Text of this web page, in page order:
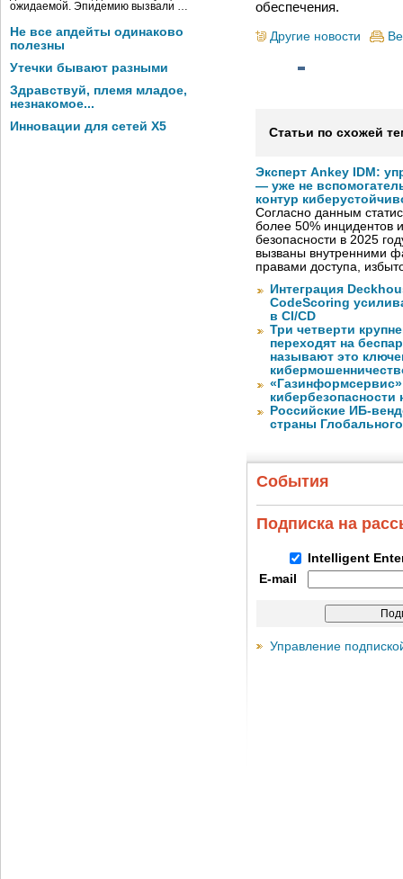
ожидаемой. Эпидемию вызвали …
Не все апдейты одинаково
полезны
Утечки бывают разными
Здравствуй, племя младое,
незнакомое...
Инновации для сетей X5
обеспечения.
Другие новости
Статьи по схожей
Эксперт Ankey IDM:
— уже не
контур
Согласно данным
более 50% инцидентов
безопасности в 2025
вызваны внутренними
правами доступа,
Интеграция
CodeScoring
в CI/CD
Три четверти
переходят на
называют это
Российские ИБ-
страны
События
Подписка на
Intelligent
E-mail
Управление